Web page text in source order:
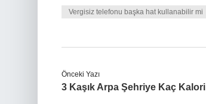
Vergisiz telefonu başka hat kullanabilir mi
Önceki Yazı
3 Kaşık Arpa Şehriye Kaç Kalori